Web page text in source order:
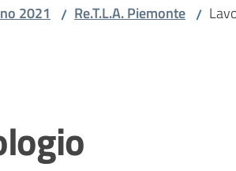
2021 / Re.T.L.A. Piemonte /